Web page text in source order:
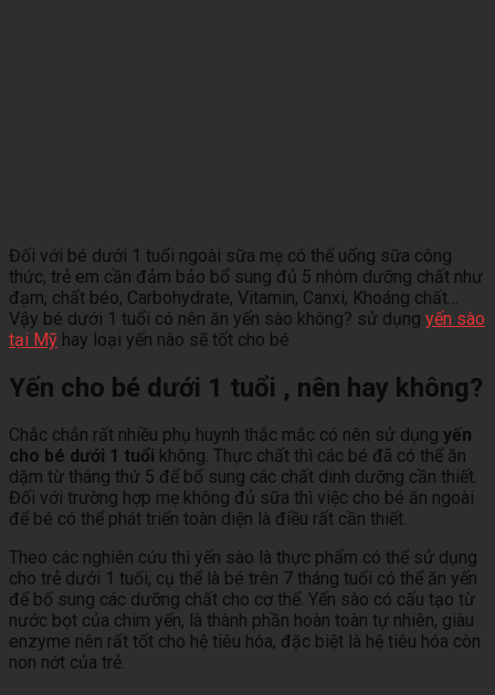
Đối với bé dưới 1 tuổi ngoài sữa mẹ có thể uống sữa công
thức, trẻ em cần đảm bảo bổ sung đủ 5 nhóm dưỡng chất như
đạm, chất béo, Carbohydrate, Vitamin, Canxi, Khoáng chất…
Vậy bé dưới 1 tuổi có nên ăn yến sào không? sử dụng yến sào
tại Mỹ hay loại yến nào sẽ tốt cho bé
Yến cho bé dưới 1 tuổi , nên hay không?
Chắc chắn rất nhiều phụ huynh thắc mắc có nên sử dụng yến
cho bé dưới 1 tuổi không. Thực chất thì các bé đã có thể ăn
dặm từ tháng thứ 5 để bổ sung các chất dinh dưỡng cần thiết.
Đối với trường hợp mẹ không đủ sữa thì việc cho bé ăn ngoài
để bé có thể phát triển toàn diện là điều rất cần thiết.
Theo các nghiên cứu thì yến sào là thực phẩm có thể sử dụng
cho trẻ dưới 1 tuổi, cụ thể là bé trên 7 tháng tuổi có thể ăn yến
để bổ sung các dưỡng chất cho cơ thể. Yến sào có cấu tạo từ
nước bọt của chim yến, là thành phần hoàn toàn tự nhiên, giàu
enzyme nên rất tốt cho hệ tiêu hóa, đặc biệt là hệ tiêu hóa còn
non nớt của trẻ.